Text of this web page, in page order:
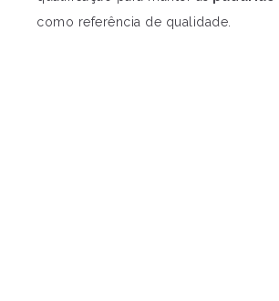
como referência de qualidade.